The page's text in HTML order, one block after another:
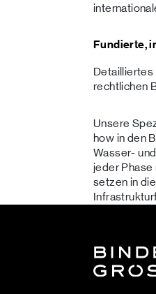
Fundierte,
Detailliertes
rechtlichen
Unsere
how in den
Wasser-
jeder Phase
setzen in